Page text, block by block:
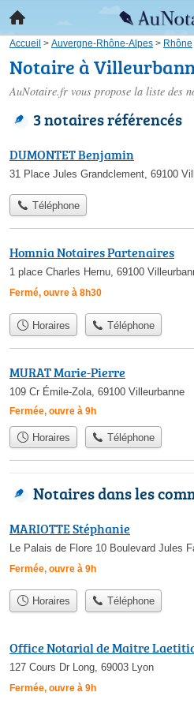
Accueil > Auvergne-Rhône-Alpes > Rhône
Notaire à
AuNotaire.fr vous propose la liste des
3 notaires référencés
DUMONTET Benjamin
31 Place Jules Grandclement, 69100
Téléphone
Homnia Notaires Partenaires
1 place Charles Hernu, 69100
Fermé, ouvre à 8h30
Horaires Téléphone
MURAT Marie-Pierre
109 Cr Émile-Zola, 69100 Villeurbanne
Fermée, ouvre à 9h
Horaires Téléphone
Notaires dans les
MARIOTTE Stéphanie
Le Palais de Flore 10 Boulevard Jules
Fermée, ouvre à 9h
Horaires Téléphone
Office Notarial de Maitre
127 Cours Dr Long, 69003 Lyon
Fermée, ouvre à 9h